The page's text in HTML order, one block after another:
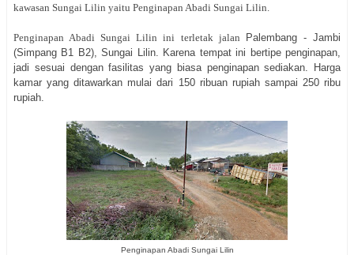
kawasan Sungai Lilin yaitu Penginapan Abadi Sungai Lilin.
Penginapan Abadi Sungai Lilin ini terletak jalan
Palembang - Jambi
(Simpang B1 B2), Sungai Lilin. Karena tempat ini bertipe penginapan,
jadi sesuai dengan fasilitas yang biasa penginapan sediakan. Harga
kamar yang ditawarkan mulai dari 150 ribuan rupiah sampai 250 ribu
rupiah.
Penginapan Abadi Sungai Lilin